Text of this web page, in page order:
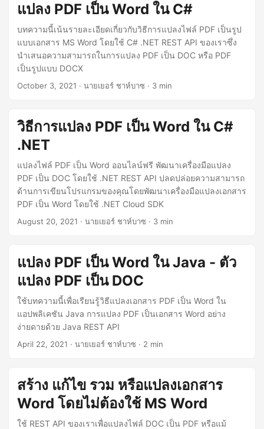
แปลง PDF เป็น Word ใน C#
บทความนี้เน้นรายละเอียดเกี่ยวกับวิธีการแปลงไฟล์ PDF เป็นรูป
แบบเอกสาร MS Word โดยใช้ C# .NET REST API ของเราซึ่ง
นำเสนอความสามารถในการแปลง PDF เป็น DOC หรือ PDF
เป็นรูปแบบ DOCX
October 3, 2021 · นายเยอร์ ชาห์บาซ · 3 min
วิธีการแปลง PDF เป็น Word ใน C#
.NET
แปลงไฟล์ PDF เป็น Word ออนไลน์ฟรี พัฒนาเครื่องมือแปลง
PDF เป็น DOC โดยใช้ .NET REST API ปลดปล่อยความสามารถ
ด้านการเขียนโปรแกรมของคุณโดยพัฒนาเครื่องมือแปลงเอกสาร
PDF เป็น Word โดยใช้ .NET Cloud SDK
August 20, 2021 · นายเยอร์ ชาห์บาซ · 3 min
แปลง PDF เป็น Word ใน Java - ตัว
แปลง PDF เป็น DOC
ใช้บทความนี้เพื่อเรียนรู้วิธีแปลงเอกสาร PDF เป็น Word ใน
แอปพลิเคชัน Java การแปลง PDF เป็นเอกสาร Word อย่าง
ง่ายดายด้วย Java REST API
April 22, 2021 · นายเยอร์ ชาห์บาซ · 2 min
สร้าง แก้ไข รวม หรือแปลงเอกสาร
Word โดยไม่ต้องใช้ MS Word
ใช้ REST API ของเราเพื่อแปลงไฟล์ DOC เป็น PDF หรือแม้